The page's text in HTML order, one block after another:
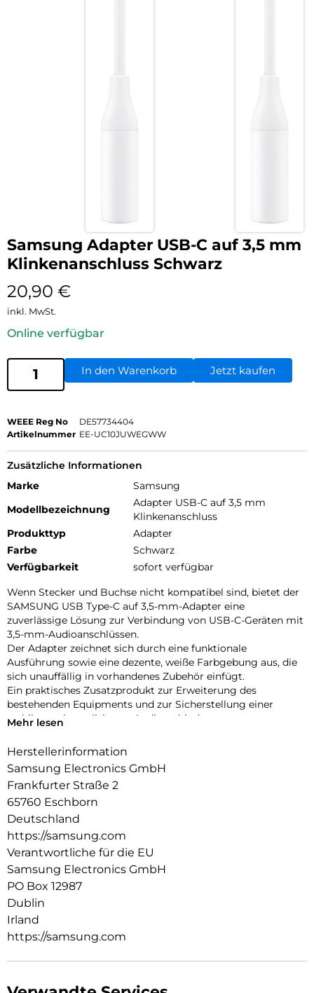
Samsung Adapter USB-C auf 3,5 mm
Klinkenanschluss Schwarz
20,90 €
inkl. MwSt.
Online verfügbar
In den Warenkorb Jetzt kaufen
WEEE Reg No
DE57734404
Artikelnummer EE-UC10JUWEGWW
Zusätzliche Informationen
Marke
Samsung
Modellbezeichnung
Adapter USB-C auf 3,5 mm
Klinkenanschluss
Produkttyp
Adapter
Farbe
Schwarz
Verfügbarkeit
sofort verfügbar
Wenn Stecker und Buchse nicht kompatibel sind, bietet der
SAMSUNG USB Type-C auf 3,5-mm-Adapter eine
zuverlässige Lösung zur Verbindung von USB-C-Geräten mit
3,5-mm-Audioanschlüssen.
Der Adapter zeichnet sich durch eine funktionale
Ausführung sowie eine dezente, weiße Farbgebung aus, die
sich unauffällig in vorhandenes Zubehör einfügt.
Ein praktisches Zusatzprodukt zur Erweiterung des
bestehenden Equipments und zur Sicherstellung einer
stabilen, unkomplizierten Audioverbindung.
Mehr lesen
Herstellerinformation
Samsung Electronics GmbH
Frankfurter Straße 2
65760 Eschborn
Deutschland
https://samsung.com
Verantwortliche für die EU
Samsung Electronics GmbH
PO Box 12987
Dublin
Irland
https://samsung.com